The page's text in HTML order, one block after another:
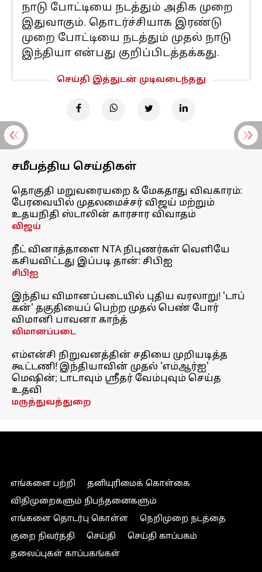
நாடு போட்டியை நடத்தும் அதிக முறை
இதுவாகும். தொடர்ச்சியாக இரண்டு
முறை போட்டியை நடத்தும் முதல் நாடு
இந்தியா என்பது குறிப்பிடத்தக்கது.
செய்தி இத்துடன் முடிவடைந்தது
சமீபத்திய செய்திகள்
தொகுதி மறுவரையறை & மேகதாது விவகாரம்:
பேரவையில் முதலமைச்சர் விஜய் மற்றும்
உதயநிதி ஸ்டாலின் காரசார விவாதம்
விஜய்
நீட் வினாத்தாளை NTA நிபுணர்கள் வெளியே
கசியவிட்டது இப்படி தான்: சிபிஐ
சிபிஐ
இந்திய விமானப்படையில் புதிய வரலாறு! 'டாப்
கன்' தகுதியைப் பெற்ற முதல் பெண் போர்
விமானி பாவனா காந்த்
விமானப்படை
எம்என்சி நிறுவனத்தின் சதியை முறியடித்த
கூட்டணி! இந்தியாவின் முதல் 'எம்ஆர்ஐ'
மெஷின்; டாடாவும் ஸ்ரீதர் வேம்புவும் செய்த
உதவி
மருத்துவத்துறை
எங்களை பற்றி
தனியுரிமைக் கொள்கை
விதிமுறைகளும் நிபந்தனைகளும்
எங்களை தொடர்பு கொள்ள
நெறிமுறை நடத்தை
குறை நிவர்த்தி
செய்தி
செய்தி காப்பகம்
தலைப்புகள் காப்பகங்கள்